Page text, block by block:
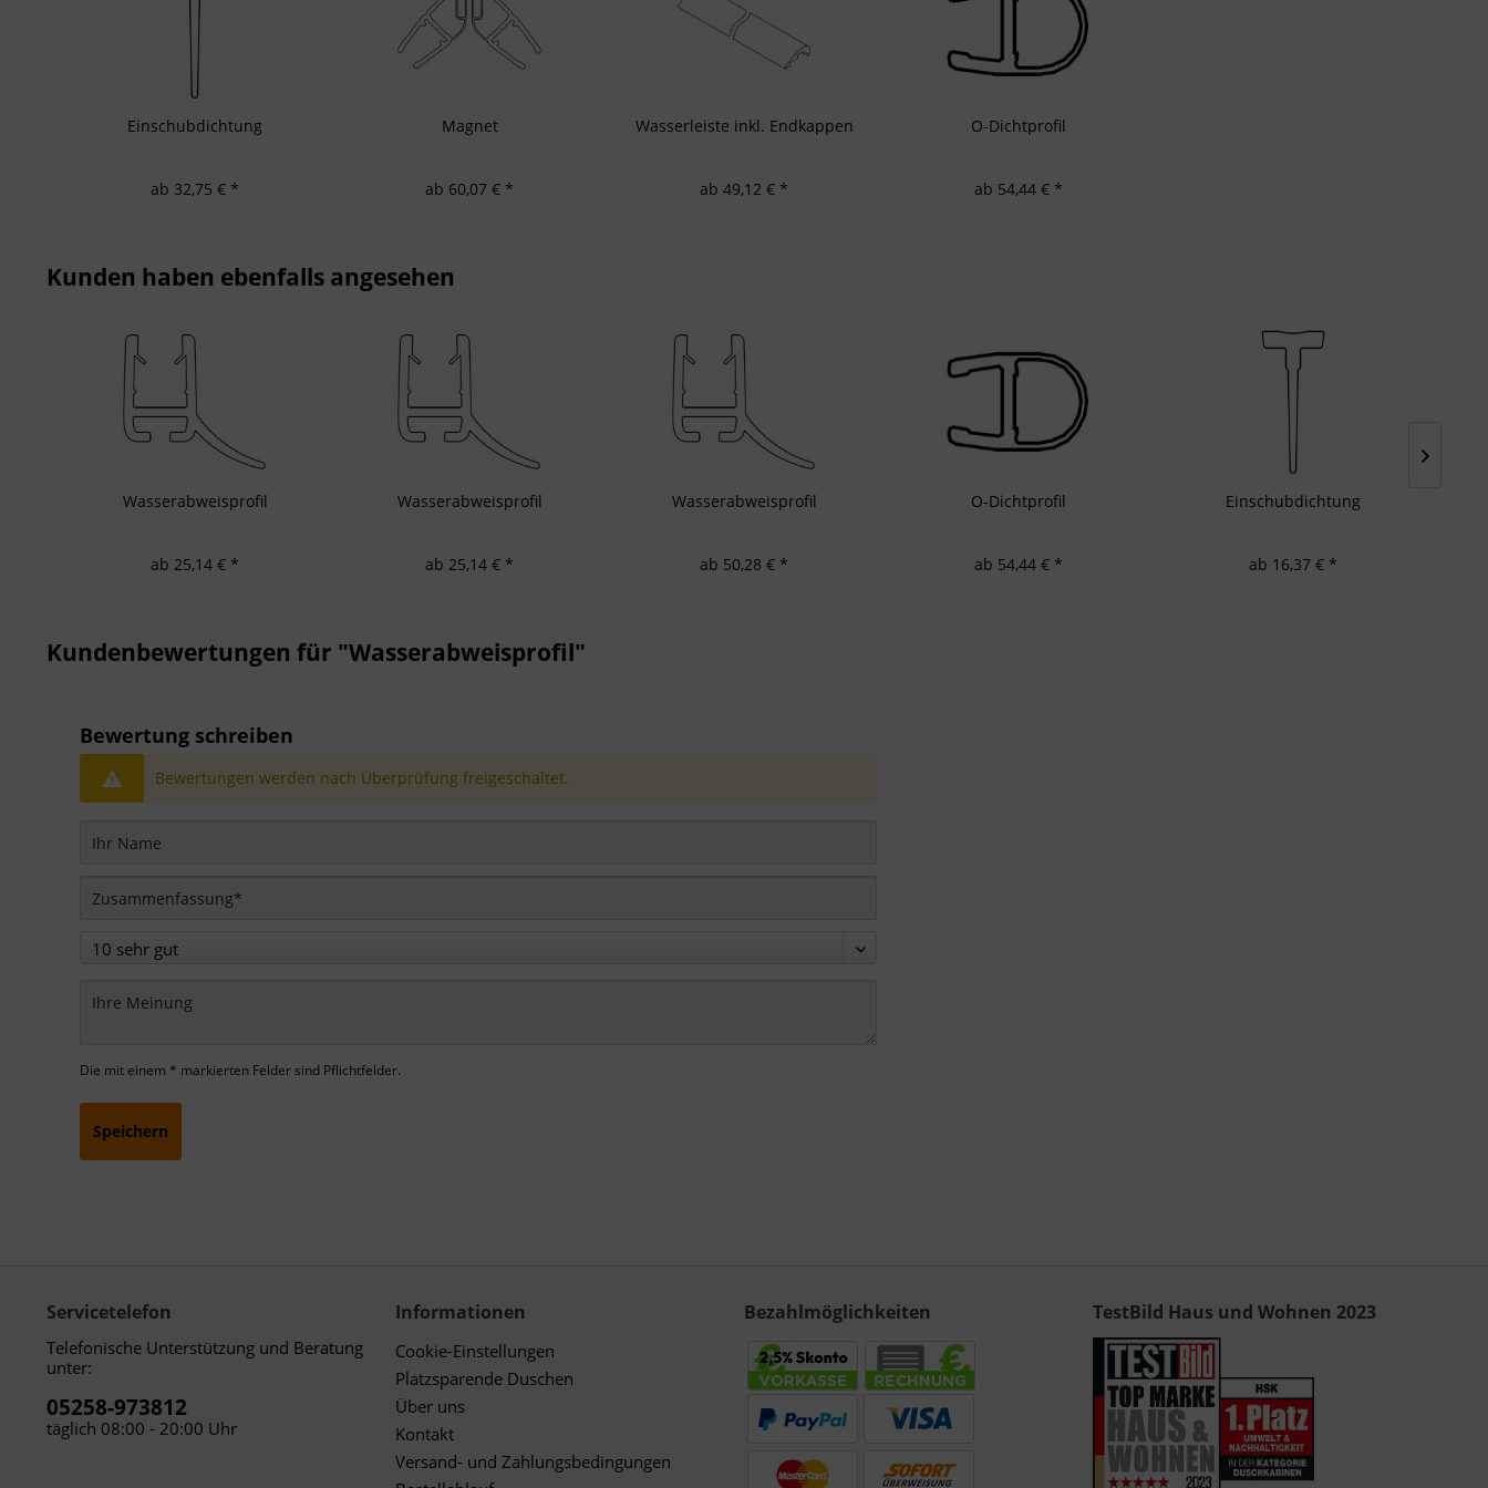
Einschubdichtung
ab 32,75 € *
Magnet
ab 60,07 € *
Wasserleiste inkl. Endkappen
ab 49,12 € *
O-Dichtprofil
ab 54,44 € *
Kunden haben ebenfalls angesehen
Wasserabweisprofil
ab 25,14 € *
Wasserabweisprofil
ab 25,14 € *
Wasserabweisprofil
ab 50,28 € *
O-Dichtprofil
ab 54,44 € *
Einschubdichtung
ab 16,37 € *
Kundenbewertungen für "Wasserabweisprofil"
Bewertung schreiben
Bewertungen werden nach Überprüfung freigeschaltet.
Die mit einem * markierten Felder sind Pflichtfelder.
Speichern
Servicetelefon
Telefonische Unterstützung und Beratung
unter:
05258-973812
täglich 08:00 - 20:00 Uhr
Informationen
Cookie-Einstellungen
Platzsparende Duschen
Über uns
Kontakt
Versand- und Zahlungsbedingungen
Bezahlmöglichkeiten TestBild Haus und Wohnen 2023
Entwicklung und Verbesserung der Angebote
Verwendung reduzierter Daten zur Auswahl von Inhalten
Besondere Features:
Verwendung genauer Standortdaten